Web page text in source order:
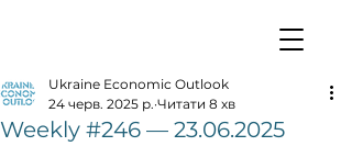
Weekly #246 — 23.06.2025
Ukraine Economic Outlook
24 черв. 2025 р. Читати 8 хв